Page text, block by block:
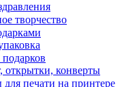
творчество
открытки, конверты
печати на принтере